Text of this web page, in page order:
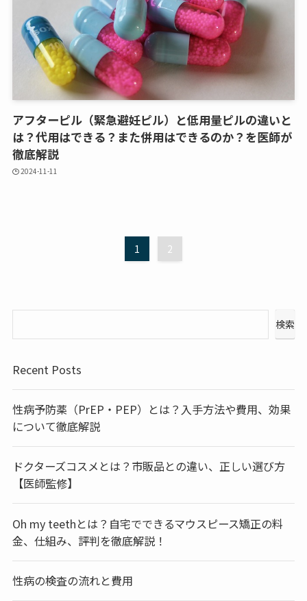
アフターピル（緊急避妊ピル）と低用量ピルの違いと
は？代用はできる？また併用はできるのか？を医師が
徹底解説
2024-11-11
1 2
検索
Recent Posts
性病予防薬（PrEP・PEP）とは？入手方法や費用、効果
について徹底解説
ドクターズコスメとは？市販品との違い、正しい選び方
【医師監修】
Oh my teethとは？自宅でできるマウスピース矯正の料
金、仕組み、評判を徹底解説！
性病の検査の流れと費用